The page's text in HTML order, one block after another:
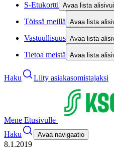
S-Etukortti Avaa lista
Töissä meillä Avaa lista
Vastuullisuus Avaa lista
Tietoa meistä Avaa lista
Haku Liity asiakasomistajaksi
Mene Etusivulle
Haku
Avaa navigaatio
8.1.2019